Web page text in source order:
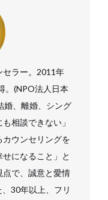
セラー。2011年
。(NPO法人日本
婚、離婚、シング
相談できない」
ウンセリングを
になること」と
点で、誠意と愛情
30年以上、フリ